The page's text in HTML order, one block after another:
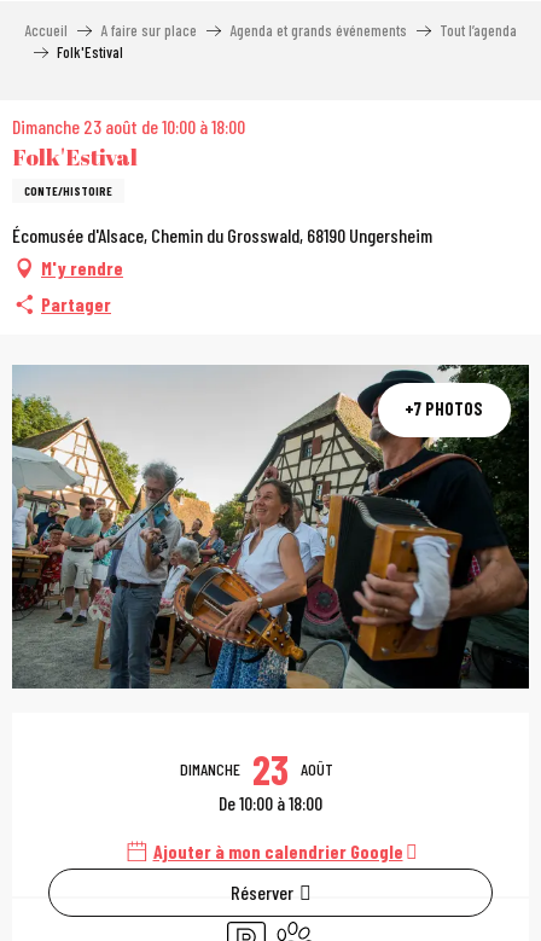
Accueil A faire sur place Agenda et grands événements
Tout l’agenda
Folk'Estival
Dimanche 23 août de 10:00 à 18:00
Folk'Estival
CONTE/HISTOIRE
Écomusée d'Alsace, Chemin du Grosswald, 68190 Ungersheim
M'y rendre
Partager
+7 PHOTOS
Ouverture et
DIMANCHE 23 AOÛT
De 10:00 à 18:00
Ajouter à mon calendrier Google
Réserver
Parking Animaux acceptés